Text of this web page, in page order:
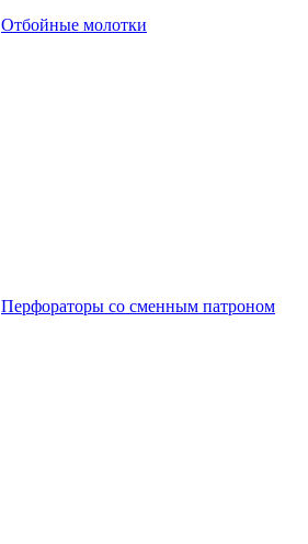
Отбойные молотки
Перфораторы со сменным патроном